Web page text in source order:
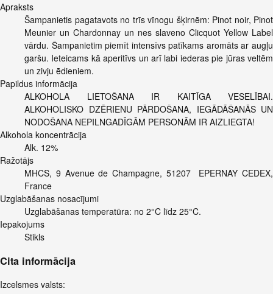
Apraksts
Šampanietis pagatavots no trīs vīnogu šķirnēm: Pinot noir, Pinot
Meunier un Chardonnay un nes slaveno Clicquot Yellow Label
vārdu. Šampanietim piemīt intensīvs patīkams aromāts ar augļu
garšu. Ieteicams kā aperitīvs un arī labi iederas pie jūras veltēm
un zivju ēdieniem.
Papildus informācija
ALKOHOLA LIETOŠANA IR KAITĪGA VESELĪBAI.
ALKOHOLISKO DZĒRIENU PĀRDOŠANA, IEGĀDĀŠANĀS UN
NODOŠANA NEPILNGADĪGĀM PERSONĀM IR AIZLIEGTA!
Alkohola koncentrācija
Alk. 12%
Ražotājs
MHCS, 9 Avenue de Champagne, 51207 EPERNAY CEDEX,
France
Uzglabāšanas nosacījumi
Uzglabāšanas temperatūra: no 2°C līdz 25°C.
Iepakojums
Stikls
Cita informācija
Izcelsmes valsts: